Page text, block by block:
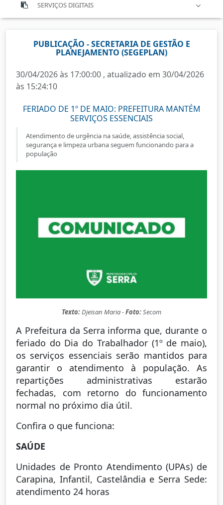
SERVIÇOS DIGITAIS
PUBLICAÇÃO - SECRETARIA DE GESTÃO E
PLANEJAMENTO (SEGEPLAN)
30/04/2026 às 17:00:00 , atualizado em 30/04/2026
às 15:24:10
FERIADO DE 1º DE MAIO: PREFEITURA MANTÉM
SERVIÇOS ESSENCIAIS
Atendimento de urgência na saúde, assistência social,
segurança e limpeza urbana seguem funcionando para a
população
Texto:Djeisan Maria -Foto:Secom
A Prefeitura da Serra informa que, durante o
feriado do Dia do Trabalhador (1º de maio),
os serviços essenciais serão mantidos para
garantir o atendimento à população. As
repartições administrativas estarão
fechadas, com retorno do funcionamento
normal no próximo dia útil.
Confira o que funciona:
SAÚDE
Unidades de Pronto Atendimento (UPAs) de
Carapina, Infantil, Castelândia e Serra Sede:
atendimento 24 horas